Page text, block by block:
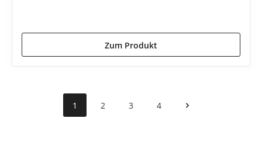
Zum Produkt
1 2 3 4